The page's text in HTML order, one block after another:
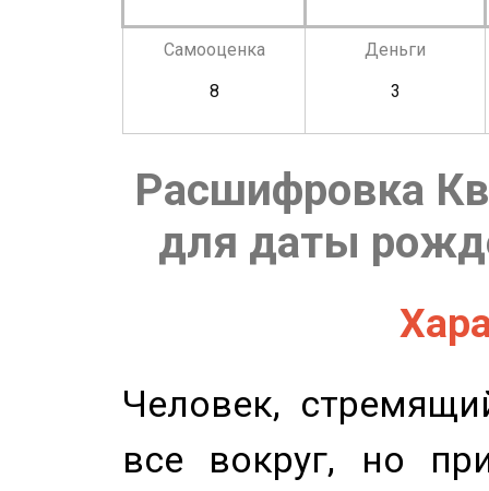
Самооценка
8
Деньги
3
Расшифровка
для даты
Человек,
все вокруг, но